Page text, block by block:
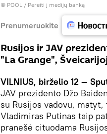
© POOL / Pereiti į medijų banką
Prenumeruokite
Rusijos ir JAV
"La Grange",
VILNIUS, birželio 12 —
JAV prezidento Džo
su Rusijos vadovu,
Vladimiras Putinas taip
pranešė cituodama